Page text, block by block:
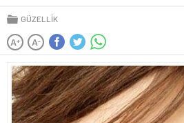
GÜZELLIK
A+ A-